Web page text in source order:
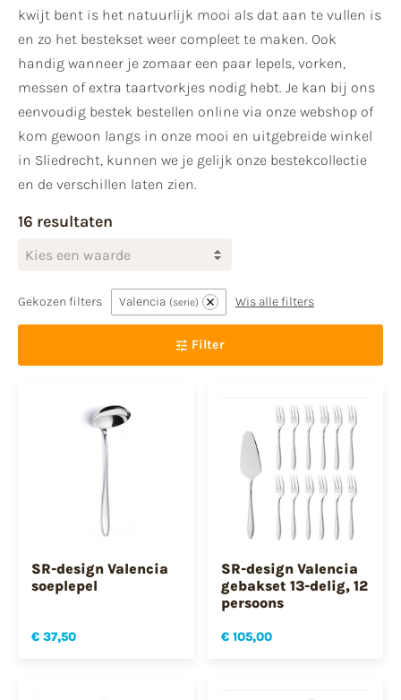
kwijt bent is het natuurlijk mooi als dat aan te vullen is
en zo het bestekset weer compleet te maken. Ook
handig wanneer je zomaar een paar lepels, vorken,
messen of extra taartvorkjes nodig hebt. Je kan bij ons
eenvoudig bestek bestellen online via onze webshop of
kom gewoon langs in onze mooi en uitgebreide winkel
in Sliedrecht, kunnen we je gelijk onze bestekcollectie
en de verschillen laten zien.
16 resultaten
Kies een waarde
Gekozen filters Valencia serie Wis alle filters
Filter
SR-design Valencia
soeplepel
€ 37,50
SR-design Valencia
gebakset 13-delig, 12
persoons
€ 105,00